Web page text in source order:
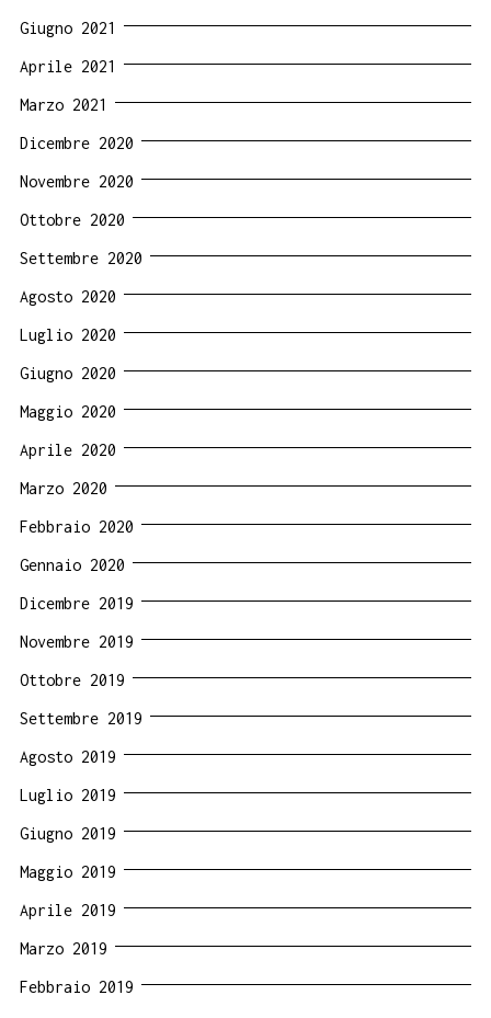
Giugno 2021
Aprile 2021
Marzo 2021
Dicembre 2020
Novembre 2020
Ottobre 2020
Settembre 2020
Agosto 2020
Luglio 2020
Giugno 2020
Maggio 2020
Aprile 2020
Marzo 2020
Febbraio 2020
Gennaio 2020
Dicembre 2019
Novembre 2019
Ottobre 2019
Settembre 2019
Agosto 2019
Luglio 2019
Giugno 2019
Maggio 2019
Aprile 2019
Marzo 2019
Febbraio 2019